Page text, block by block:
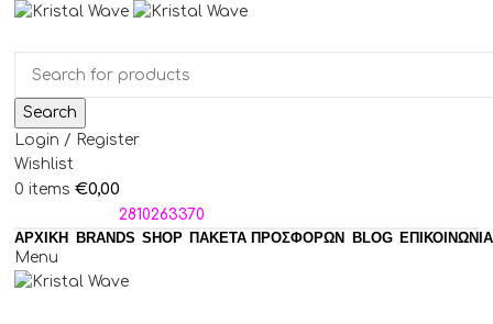
Search
Login / Register
Wishlist
0 items €0,00
2810263370
ΑΡΧΙΚΗ
BRANDS SHOP ΠΑΚΈΤΑ ΠΡΟΣΦΟΡΏΝ BLOG ΕΠΙΚΟΙΝΩΝΙΑ
Menu